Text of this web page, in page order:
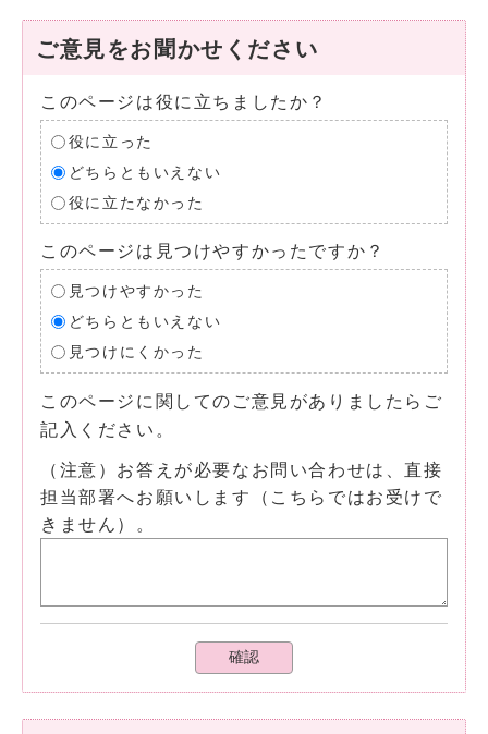
ご意見をお聞かせください
このページは役に立ちましたか？
役に立った
どちらともいえない
役に立たなかった
このページは見つけやすかったですか？
見つけやすかった
どちらともいえない
見つけにくかった
このページに関してのご意見がありましたらご
記入ください。
（注意）お答えが必要なお問い合わせは、直接
担当部署へお願いします（こちらではお受けで
きません）。
確認